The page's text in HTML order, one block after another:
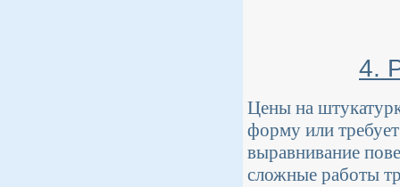
4.
Цены на
форму или
выравнивание
сложные работы